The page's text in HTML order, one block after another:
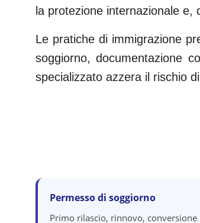
la protezione internazionale e,
Le pratiche di immigrazione
soggiorno, documentazione
specializzato azzera il rischio
Permesso di soggiorno
Primo rilascio, rinnovo, conversione